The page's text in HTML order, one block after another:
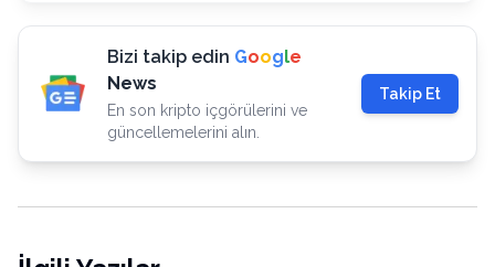
Bizi takip edin Google
News
En son kripto içgörülerini ve
güncellemelerini alın.
Takip Et